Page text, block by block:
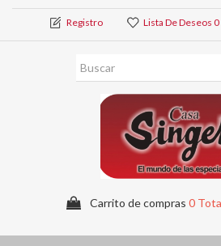
Registro Lista De Deseos 0
Carrito de compras 0